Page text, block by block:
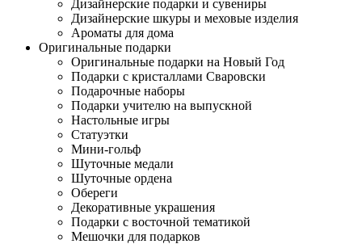
Дизайнерские подарки и сувениры
Дизайнерские шкуры и меховые изделия
Ароматы для дома
Оригинальные подарки
Оригинальные подарки на Новый Год
Подарки с кристаллами Сваровски
Подарочные наборы
Подарки учителю на выпускной
Настольные игры
Статуэтки
Мини-гольф
Шуточные медали
Шуточные ордена
Обереги
Декоративные украшения
Подарки с восточной тематикой
Мешочки для подарков